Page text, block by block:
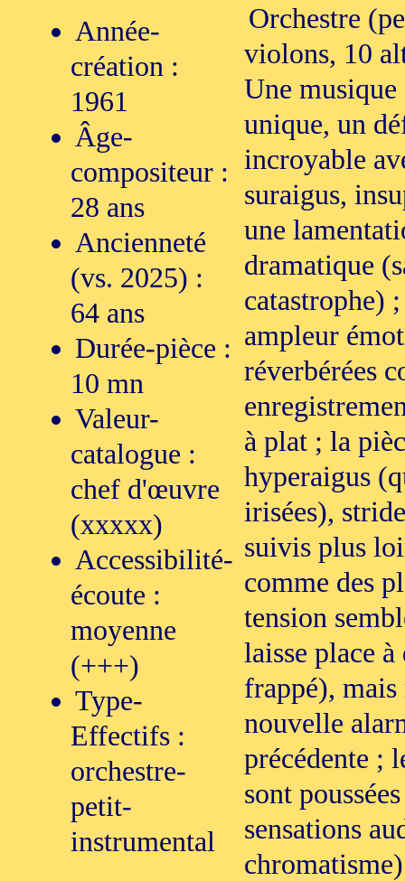
Année-
création :
1961
Âge-
compositeur :
28 ans
Ancienneté
(vs. 2025) :
64 ans
Durée-pièce :
10 mn
Valeur-
catalogue :
chef d'œuvre
(xxxxx)
Accessibilité-
écoute :
moyenne
(+++)
Type-
Effectifs :
orchestre-
petit-
instrumental
Orchestre
violons, 10
Une
unique, un
incroyable
suraigus,
une
dramatique
catastrophe)
ampleur
réverbérées
à plat ; la
hyperaigus
irisées),
suivis plus
comme des
tension
laisse place
frappé),
nouvelle
précédente ;
sont
sensations